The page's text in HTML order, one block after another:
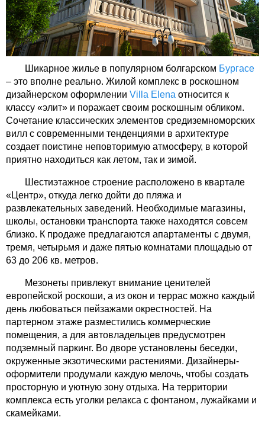
Шикарное жилье в популярном болгарском Бургасе
– это вполне реально. Жилой комплекс в роскошном
дизайнерском оформлении Villa Elena относится к
классу «элит» и поражает своим роскошным обликом.
Сочетание классических элементов средиземноморских
вилл с современными тенденциями в архитектуре
создает поистине неповторимую атмосферу, в которой
приятно находиться как летом, так и зимой.
Шестиэтажное строение расположено в квартале
«Центр», откуда легко дойти до пляжа и
развлекательных заведений. Необходимые магазины,
школы, остановки транспорта также находятся совсем
близко. К продаже предлагаются апартаменты с двумя,
тремя, четырьмя и даже пятью комнатами площадью от
63 до 206 кв. метров.
Мезонеты привлекут внимание ценителей
европейской роскоши, а из окон и террас можно каждый
день любоваться пейзажами окрестностей. На
партерном этаже разместились коммерческие
помещения, а для автовладельцев предусмотрен
подземный паркинг. Во дворе установлены беседки,
окруженные экзотическими растениями. Дизайнеры-
оформители продумали каждую мелочь, чтобы создать
просторную и уютную зону отдыха. На территории
комплекса есть уголки релакса с фонтаном, лужайками и
скамейками.